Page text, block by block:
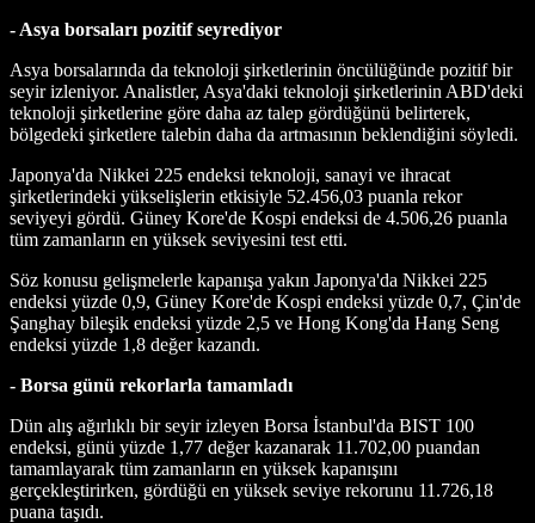
- Asya borsaları pozitif seyrediyor
Asya borsalarında da teknoloji şirketlerinin öncülüğünde pozitif bir
seyir izleniyor. Analistler, Asya'daki teknoloji şirketlerinin ABD'deki
teknoloji şirketlerine göre daha az talep gördüğünü belirterek,
bölgedeki şirketlere talebin daha da artmasının beklendiğini söyledi.
Japonya'da Nikkei 225 endeksi teknoloji, sanayi ve ihracat
şirketlerindeki yükselişlerin etkisiyle 52.456,03 puanla rekor
seviyeyi gördü. Güney Kore'de Kospi endeksi de 4.506,26 puanla
tüm zamanların en yüksek seviyesini test etti.
Söz konusu gelişmelerle kapanışa yakın Japonya'da Nikkei 225
endeksi yüzde 0,9, Güney Kore'de Kospi endeksi yüzde 0,7, Çin'de
Şanghay bileşik endeksi yüzde 2,5 ve Hong Kong'da Hang Seng
endeksi yüzde 1,8 değer kazandı.
- Borsa günü rekorlarla tamamladı
Dün alış ağırlıklı bir seyir izleyen Borsa İstanbul'da BIST 100
endeksi, günü yüzde 1,77 değer kazanarak 11.702,00 puandan
tamamlayarak tüm zamanların en yüksek kapanışını
gerçekleştirirken, gördüğü en yüksek seviye rekorunu 11.726,18
puana taşıdı.